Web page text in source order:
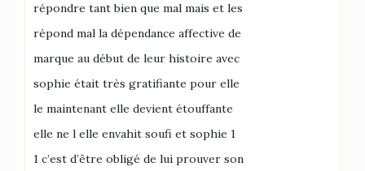
répondre tant bien que mal mais et les
répond mal la dépendance affective de
marque au début de leur histoire avec
sophie était très gratifiante pour elle
le maintenant elle devient étouffante
elle ne l elle envahit soufi et sophie 1
1 c’est d’être obligé de lui prouver son